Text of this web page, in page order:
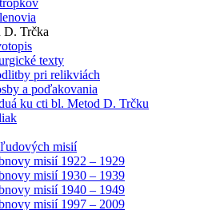
D. Trčka
texty
pri relikviách
a poďakovania
ku cti bl. Metod D. Trčku
misií
misií 1922 – 1929
misií 1930 – 1939
misií 1940 – 1949
misií 1997 – 2009